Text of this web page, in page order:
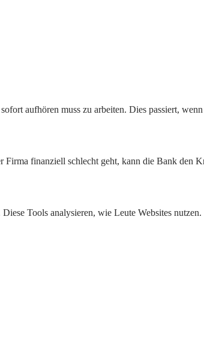
aufhören muss zu arbeiten. Dies passiert,
finanziell schlecht geht, kann die Bank den
Tools analysieren, wie Leute Websites